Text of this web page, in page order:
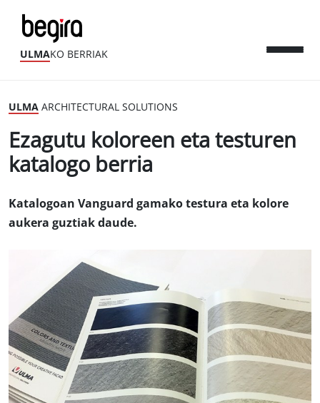
ULMAKO BERRIAK
ULMA ARCHITECTURAL SOLUTIONS
Ezagutu koloreen eta testuren
katalogo berria
Katalogoan Vanguard gamako testura eta kolore
aukera guztiak daude.